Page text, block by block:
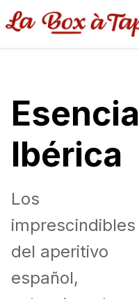
Esencia
Ibérica
Los
imprescindibles
del aperitivo
español,